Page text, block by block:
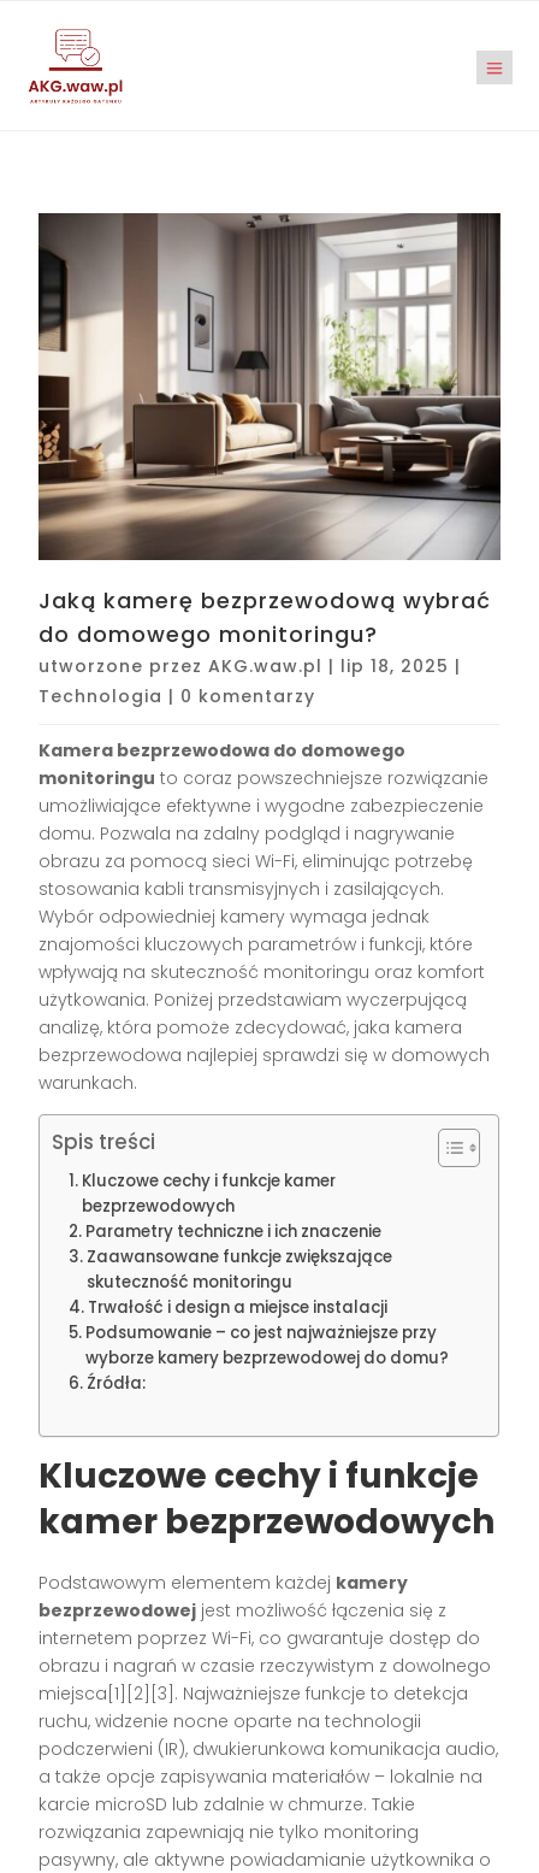
Jaką kamerę bezprzewodową wybrać
do domowego monitoringu?
utworzone przezAKG.waw.pl | lip 18, 2025 |
Technologia | 0 komentarzy
Kamera bezprzewodowa do domowego
monitoringu to coraz powszechniejsze rozwiązanie
umożliwiające efektywne i wygodne zabezpieczenie
domu. Pozwala na zdalny podgląd i nagrywanie
obrazu za pomocą sieci Wi-Fi, eliminując potrzebę
stosowania kabli transmisyjnych i zasilających.
Wybór odpowiedniej kamery wymaga jednak
znajomości kluczowych parametrów i funkcji, które
wpływają na skuteczność monitoringu oraz komfort
użytkowania. Poniżej przedstawiam wyczerpującą
analizę, która pomoże zdecydować, jaka kamera
bezprzewodowa najlepiej sprawdzi się w domowych
warunkach.
Spis treści
Kluczowe cechy i funkcje kamer
bezprzewodowych
Parametry techniczne i ich znaczenie
Zaawansowane funkcje zwiększające
skuteczność monitoringu
Trwałość i design a miejsce instalacji
Podsumowanie – co jest najważniejsze przy
wyborze kamery bezprzewodowej do domu?
Źródła:
Kluczowe cechy i funkcje
kamer bezprzewodowych
Podstawowym elementem każdej kamery
bezprzewodowej jest możliwość łączenia się z
internetem poprzez Wi-Fi, co gwarantuje dostęp do
obrazu i nagrań w czasie rzeczywistym z dowolnego
miejsca[1][2][3]. Najważniejsze funkcje to detekcja
ruchu, widzenie nocne oparte na technologii
podczerwieni (IR), dwukierunkowa komunikacja audio,
a także opcje zapisywania materiałów – lokalnie na
karcie microSD lub zdalnie w chmurze. Takie
rozwiązania zapewniają nie tylko monitoring
pasywny, ale aktywne powiadamianie użytkownika o